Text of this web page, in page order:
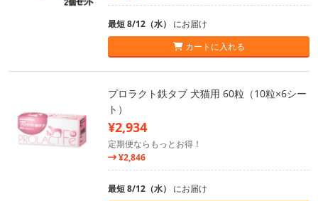
最短 8/12（水） にお届け
カートに入れる
プロラクト鉄タブ 犬猫用 60粒（10粒×6シー
ト）
¥2,934
定期便ならもっとお得！
¥2,846
最短 8/12（水） にお届け